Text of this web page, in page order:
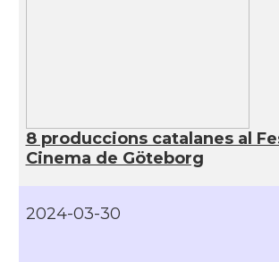
8 produccions catalanes al
Cinema de Göteborg
2024-03-30